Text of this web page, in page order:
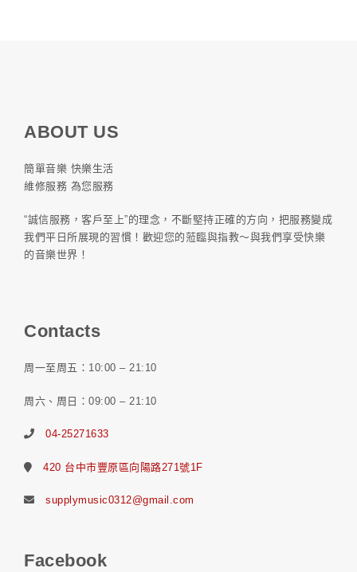
ABOUT US
簡單音樂 快樂生活
維修服務 為您服務
“誠信服務，客戶至上”的理念，不斷堅持正確的方向，把服務變成
我們平日所展現的習慣！歡迎您的蒞臨與指教～與我們享受快樂
的音樂世界！
Contacts
周一至周五：10:00 – 21:10
周六、周日：09:00 – 21:10
04-25271633
420 台中市豐原區向陽路271號1F
supplymusic0312@gmail.com
Facebook